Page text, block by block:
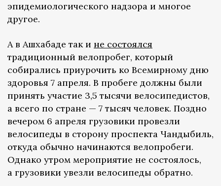
эпидемиологического надзора и многое
другое.
А в Ашхабаде так и не состоялся
традиционный велопробег, который
собирались приурочить ко Всемирному дню
здоровья 7 апреля. В пробеге должны были
принять участие 3,5 тысячи велосипедистов,
а всего по стране — 7 тысяч человек. Поздно
вечером 6 апреля грузовики провезли
велосипеды в сторону проспекта Чандыбиль,
откуда обычно начинаются велопробеги.
Однако утром мероприятие не состоялось,
а грузовики увезли велосипеды обратно.